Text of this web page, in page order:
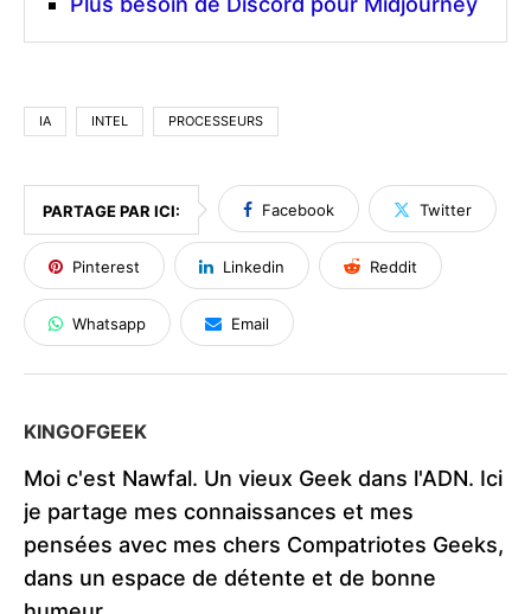
IA INTEL PROCESSEURS
PARTAGE PAR ICI: Facebook Twitter
Pinterest Linkedin Reddit
Whatsapp Email
KINGOFGEEK
Moi c'est Nawfal. Un vieux Geek dans l'ADN. Ici
je partage mes connaissances et mes
pensées avec mes chers Compatriotes Geeks,
dans un espace de détente et de bonne